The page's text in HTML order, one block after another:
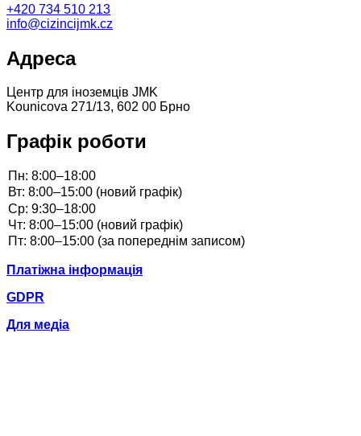
+420 734 510 213
info@cizincijmk.cz
Адреса
Центр для іноземців JMK
Kounicova 271/13, 602 00 Брно
Графік роботи
Платіжна інформація
GDPR
Для медіа